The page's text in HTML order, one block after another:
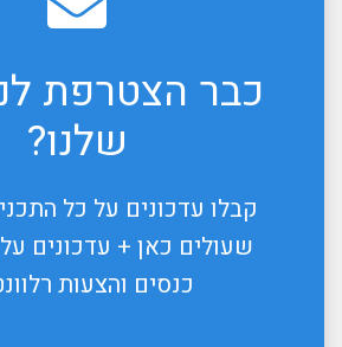
כבר הצטרפת
שלנו?
קבלו עדכונים על כל
שעולים כאן + עדכונים
כנסים והצעות